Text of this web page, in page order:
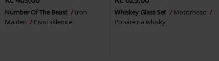
Number Of The Beast
Iron
Maiden
Pivní sklenice
Whiskey Glass Set
Motörhead
Poháre na whisky